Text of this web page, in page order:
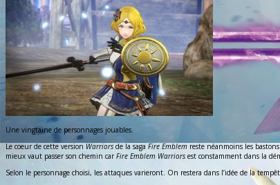
Une vingtaine de personnages jouables.
Le coeur de cette version Warriors de la saga Fire Emblem reste néanmoins les
mieux vaut passer son chemin carFire Emblem Warriors est constamment dans la
Selon le personnage choisi, les attaques varieront. On restera dans l’idée de la